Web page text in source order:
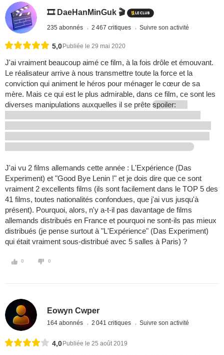
🎞️ DaeHanMinGuk 🎬
235 abonnés 2 467 critiques Suivre son activité
5,0 Publiée le 29 mai 2020
J'ai vraiment beaucoup aimé ce film, à la fois drôle et émouvant.
Le réalisateur arrive à nous transmettre toute la force et la
conviction qui animent le héros pour ménager le cœur de sa
mère. Mais ce qui est le plus admirable, dans ce film, ce sont les
diverses manipulations auxquelles il se prête spoiler:
J'ai vu 2 films allemands cette année : L'Expérience (Das
Experiment) et "Good Bye Lenin !" et je dois dire que ce sont
vraiment 2 excellents films (ils sont facilement dans le TOP 5 des
41 films, toutes nationalités confondues, que j'ai vus jusqu'à
présent). Pourquoi, alors, n'y a-t-il pas davantage de films
allemands distribués en France et pourquoi ne sont-ils pas mieux
distribués (je pense surtout à "L'Expérience" (Das Experiment)
qui était vraiment sous-distribué avec 5 salles à Paris) ?
0 0
Eowyn Cwper
164 abonnés 2 041 critiques Suivre son activité
4,0 Publiée le 25 août 2019